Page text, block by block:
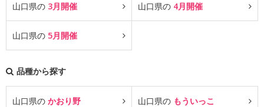
山口県の 3月開催 山口県の 4月開催
山口県の 5月開催
品種から探す
山口県の かおり野 山口県の もういっこ